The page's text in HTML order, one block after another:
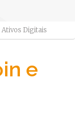
Digitais
e